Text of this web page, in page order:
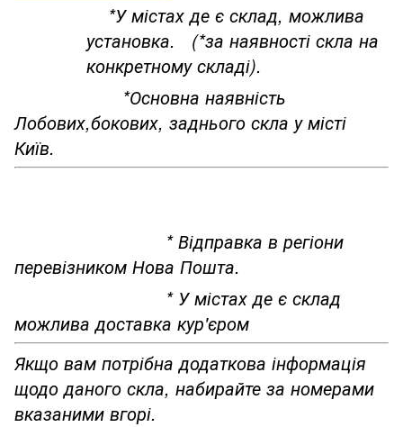
*У містах де є склад, можлива
установка. (*за наявності скла на
конкретному складі).
*Основна наявність
Лобових,бокових, заднього скла у місті
Київ.
* Відправка в регіони
перевізником Нова Пошта.
* У містах де є склад
можлива доставка кур'єром
Якщо вам потрібна додаткова інформація
щодо даного скла, набирайте за номерами
вказаними вгорі.